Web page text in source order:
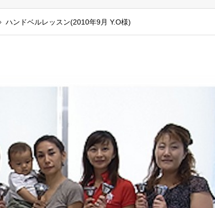
ハンドベルレッスン(2010年9月 Y.O様)